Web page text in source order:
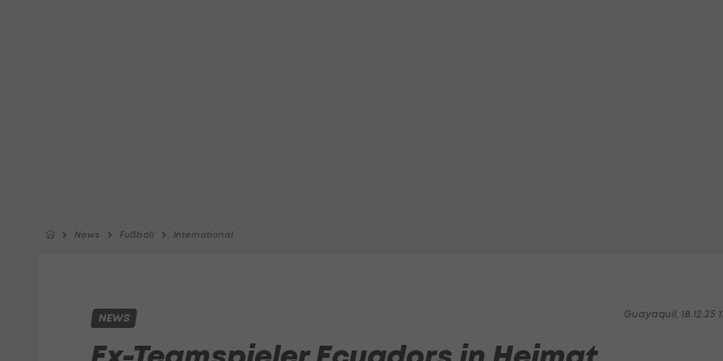
News Fußball International
Guayaquil, 18.12.25
NEWS